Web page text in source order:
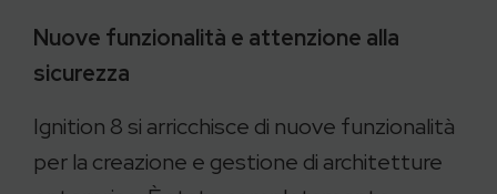
Nuove funzionalità e attenzione alla
sicurezza
Ignition 8 si arricchisce di nuove funzionalità
per la creazione e gestione di architetture